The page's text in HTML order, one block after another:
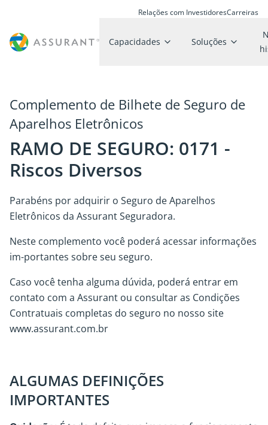
Relações com InvestidoresCarreiras
Capacidades Soluções
Complemento de Bilhete de Seguro de
Aparelhos Eletrônicos
RAMO DE SEGURO: 0171 -
Riscos Diversos
Parabéns por adquirir o Seguro de Aparelhos
Eletrônicos da Assurant Seguradora.
Neste complemento você poderá acessar informações
im-portantes sobre seu seguro.
Caso você tenha alguma dúvida, poderá entrar em
contato com a Assurant ou consultar as Condições
Contratuais completas do seguro no nosso site
www.assurant.com.br
ALGUMAS DEFINIÇÕES
IMPORTANTES